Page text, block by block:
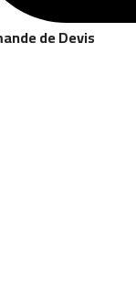
de Devis